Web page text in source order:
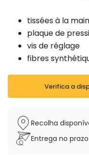
tissées à la main
plaque de
vis de réglage
fibres
Verifica a
Recolha
Entrega no